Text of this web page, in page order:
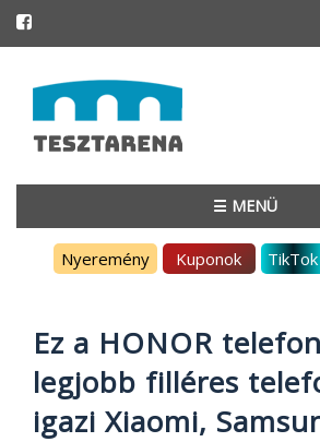
to
content
☰ MENÜ
Nyeremény Kuponok TikTok
Ez a HONOR
legjobb filléres
igazi Xiaomi,